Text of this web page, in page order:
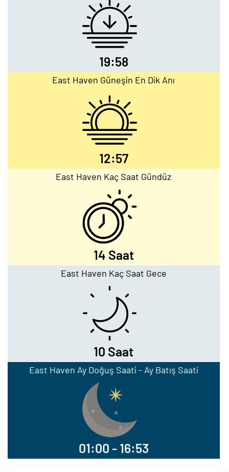
19:58
East Haven Güneşin En Dik Anı
12:57
East Haven Kaç Saat Gündüz
14 Saat
East Haven Kaç Saat Gece
10 Saat
East Haven Ay Doğuş Saati - Ay Batış Saati
01:00 - 16:53